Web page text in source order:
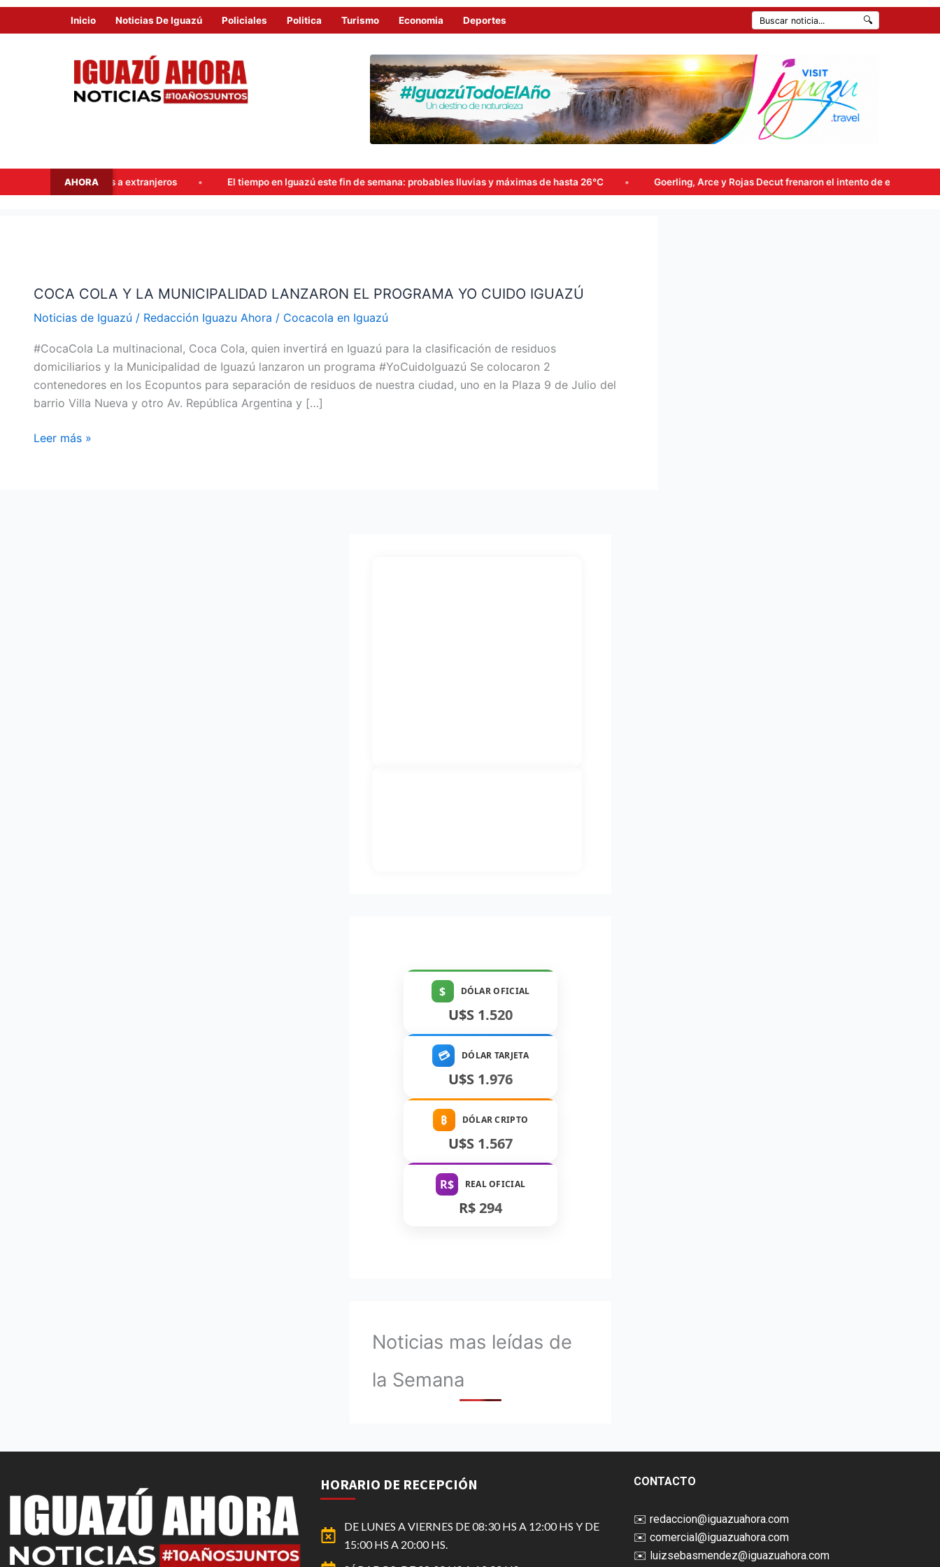
Inicio Noticias De Iguazú Policiales Politica Turismo Economia Deportes 🔍
AHORA
y tierras a extranjeros El tiempo en Iguazú este fin de semana: probables lluvias y máximas de hasta 26°C Goerling, Arce y Rojas Decut frenaron el intento de enviar a comisión la ley
COCA COLA Y LA MUNICIPALIDAD LANZARON EL PROGRAMA YO CUIDO IGUAZÚ
Noticias de Iguazú / Redacción Iguazu Ahora / Cocacola en Iguazú
#CocaCola La multinacional, Coca Cola, quien invertirá en Iguazú para la clasificación de residuos
domiciliarios y la Municipalidad de Iguazú lanzaron un programa #YoCuidoIguazú Se colocaron 2
contenedores en los Ecopuntos para separación de residuos de nuestra ciudad, uno en la Plaza 9 de Julio del
barrio Villa Nueva y otro Av. República Argentina y […]
Y
LA
LANZARON
EL
PROGRAMA
YO
IGUAZÚ
Leer más »
$ DÓLAR OFICIAL
U$S 1.520
💳 DÓLAR TARJETA
U$S 1.976
₿ DÓLAR CRIPTO
U$S 1.567
R$ REAL OFICIAL
R$ 294
Noticias mas leídas de
la Semana
HORARIO DE RECEPCIÓN
DE LUNES A VIERNES DE 08:30 HS A 12:00 HS Y DE
15:00 HS A 20:00 HS.
CONTACTO
✉️ redaccion@iguazuahora.com
✉️ comercial@iguazuahora.com
✉️ luizsebasmendez@iguazuahora.com